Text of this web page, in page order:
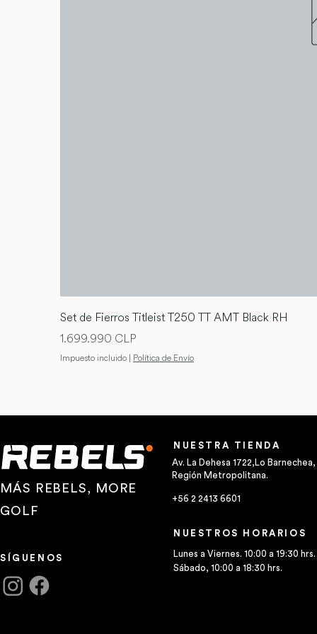
Set de Fierros Titleist T250 TT AMT Black RH
Precio
1.699.990 CLP
Impuesto incluido | Política de Envío
MÁS REBELS, MORE
GOLF
SÍGUENOS
NUESTRA TIENDA
Av. La Dehesa 1722,Lo Barnechea,
Región Metropolitana.
+56 2 2413 6601
NUESTROS HORARIOS
Lunes a Viernes. 10:00 a 19:30 hrs.
Sábado, 10:00 a 18:30 hrs.